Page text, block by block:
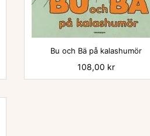

Bu och Bä på kalashumör
Pris
108,00 kr